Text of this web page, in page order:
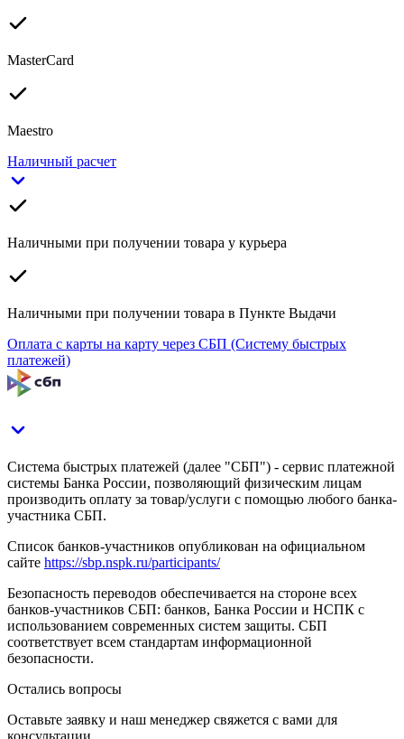
MasterCard
Maestro
Наличный расчет
Наличными при получении товара у курьера
Наличными при получении товара в Пункте Выдачи
Оплата с карты на карту через СБП (Систему быстрых
платежей)
Система быстрых платежей (далее "СБП") - сервис платежной
системы Банка России, позволяющий физическим лицам
производить оплату за товар/услуги с помощью любого банка-
участника СБП.
Список банков-участников опубликован на официальном
сайте https://sbp.nspk.ru/participants/
Безопасность переводов обеспечивается на стороне всех
банков-участников СБП: банков, Банка России и НСПК с
использованием современных систем защиты. СБП
соответствует всем стандартам информационной
безопасности.
Остались вопросы
Оставьте заявку и наш менеджер свяжется с вами для
консультации